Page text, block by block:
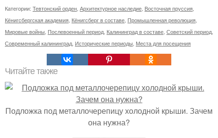
Категории: Тевтонский орден Архитектурное наследие Восточная пруссия
Кёнигсбергская академия Кёнигсберг в составе Промышленная революция
Мировые войны Послевоенный период Калининград в составе Советский период
Современный калининград Исторические периоды Места для посещения
Читайте также
Подложка под металлочерепицу холодной крыши. Зачем
она нужна?